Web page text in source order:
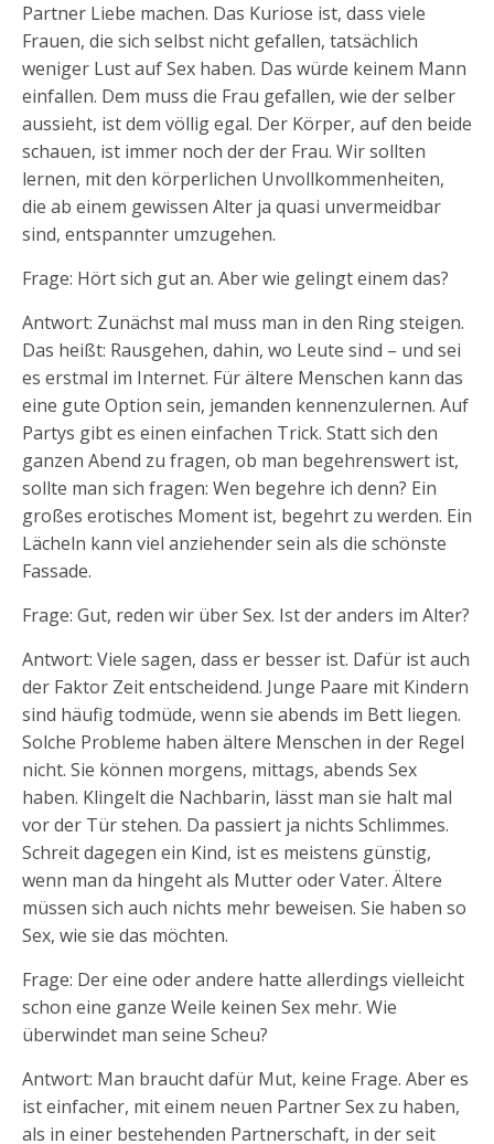
Partner Liebe machen. Das Kuriose ist, dass viele
Frauen, die sich selbst nicht gefallen, tatsächlich
weniger Lust auf Sex haben. Das würde keinem Mann
einfallen. Dem muss die Frau gefallen, wie der selber
aussieht, ist dem völlig egal. Der Körper, auf den beide
schauen, ist immer noch der der Frau. Wir sollten
lernen, mit den körperlichen Unvollkommenheiten,
die ab einem gewissen Alter ja quasi unvermeidbar
sind, entspannter umzugehen.
Frage: Hört sich gut an. Aber wie gelingt einem das?
Antwort: Zunächst mal muss man in den Ring steigen.
Das heißt: Rausgehen, dahin, wo Leute sind – und sei
es erstmal im Internet. Für ältere Menschen kann das
eine gute Option sein, jemanden kennenzulernen. Auf
Partys gibt es einen einfachen Trick. Statt sich den
ganzen Abend zu fragen, ob man begehrenswert ist,
sollte man sich fragen: Wen begehre ich denn? Ein
großes erotisches Moment ist, begehrt zu werden. Ein
Lächeln kann viel anziehender sein als die schönste
Fassade.
Frage: Gut, reden wir über Sex. Ist der anders im Alter?
Antwort: Viele sagen, dass er besser ist. Dafür ist auch
der Faktor Zeit entscheidend. Junge Paare mit Kindern
sind häufig todmüde, wenn sie abends im Bett liegen.
Solche Probleme haben ältere Menschen in der Regel
nicht. Sie können morgens, mittags, abends Sex
haben. Klingelt die Nachbarin, lässt man sie halt mal
vor der Tür stehen. Da passiert ja nichts Schlimmes.
Schreit dagegen ein Kind, ist es meistens günstig,
wenn man da hingeht als Mutter oder Vater. Ältere
müssen sich auch nichts mehr beweisen. Sie haben so
Sex, wie sie das möchten.
Frage: Der eine oder andere hatte allerdings vielleicht
schon eine ganze Weile keinen Sex mehr. Wie
überwindet man seine Scheu?
Antwort: Man braucht dafür Mut, keine Frage. Aber es
ist einfacher, mit einem neuen Partner Sex zu haben,
als in einer bestehenden Partnerschaft, in der seit